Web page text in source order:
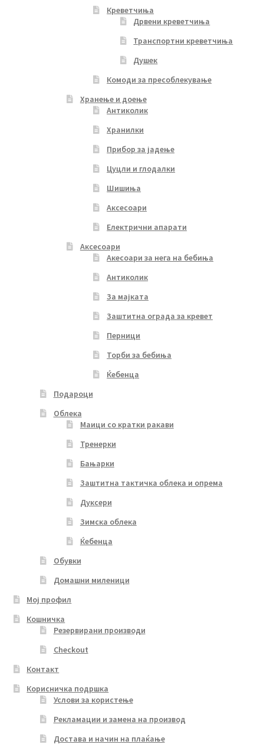
Креветчиња
Дрвени креветчиња
Транспортни креветчиња
Душек
Комоди за пресоблекување
Хранење и доење
Антиколик
Хранилки
Прибор за јадење
Цуцли и глодалки
Шишиња
Аксесоари
Електрични апарати
Аксесоари
Акесоари за нега на бебиња
Антиколик
За мајката
Заштитна ограда за кревет
Перници
Торби за бебиња
Ќебенца
Подароци
Облека
Маици со кратки ракави
Тренерки
Бањарки
Заштитна тактичка облека и опрема
Дуксери
Зимска облека
Ќебенца
Обувки
Домашни миленици
Мој профил
Кошничка
Резервирани производи
Checkout
Контакт
Корисничка подршка
Услови за користење
Рекламации и замена на производ
Достава и начин на плаќање